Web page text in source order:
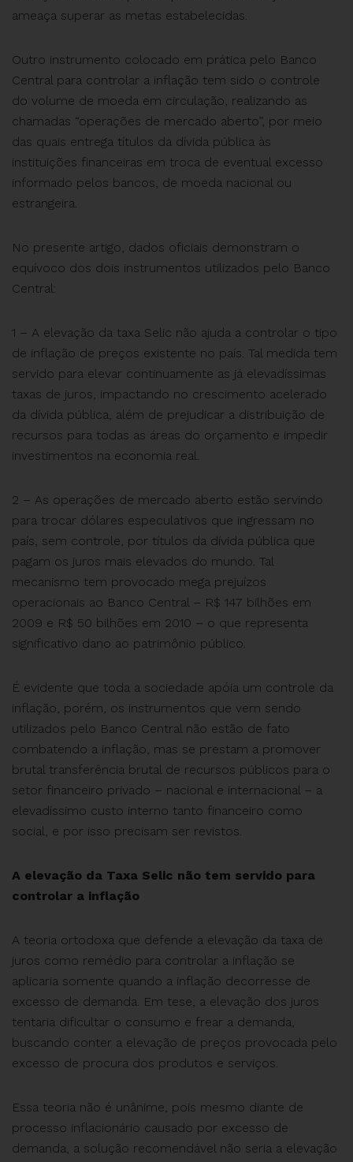
ameaça superar as metas estabelecidas.
Outro instrumento colocado em prática pelo Banco
Central para controlar a inflação tem sido o controle
do volume de moeda em circulação, realizando as
chamadas “operações de mercado aberto”, por meio
das quais entrega títulos da dívida pública às
instituições financeiras em troca de eventual excesso
informado pelos bancos, de moeda nacional ou
estrangeira.
No presente artigo, dados oficiais demonstram o
equívoco dos dois instrumentos utilizados pelo Banco
Central:
1 – A elevação da taxa Selic não ajuda a controlar o tipo
de inflação de preços existente no país. Tal medida tem
servido para elevar continuamente as já elevadíssimas
taxas de juros, impactando no crescimento acelerado
da dívida pública, além de prejudicar a distribuição de
recursos para todas as áreas do orçamento e impedir
investimentos na economia real.
2 – As operações de mercado aberto estão servindo
para trocar dólares especulativos que ingressam no
país, sem controle, por títulos da dívida pública que
pagam os juros mais elevados do mundo. Tal
mecanismo tem provocado mega prejuízos
operacionais ao Banco Central – R$ 147 bilhões em
2009 e R$ 50 bilhões em 2010 – o que representa
significativo dano ao patrimônio público.
É evidente que toda a sociedade apóia um controle da
inflação, porém, os instrumentos que vem sendo
utilizados pelo Banco Central não estão de fato
combatendo a inflação, mas se prestam a promover
brutal transferência brutal de recursos públicos para o
setor financeiro privado – nacional e internacional – a
elevadíssimo custo interno tanto financeiro como
social, e por isso precisam ser revistos.
A elevação da Taxa Selic não tem servido para
controlar a inflação
A teoria ortodoxa que defende a elevação da taxa de
juros como remédio para controlar a inflação se
aplicaria somente quando a inflação decorresse de
excesso de demanda. Em tese, a elevação dos juros
tentaria dificultar o consumo e frear a demanda,
buscando conter a elevação de preços provocada pelo
excesso de procura dos produtos e serviços.
Essa teoria não é unânime, pois mesmo diante de
processo inflacionário causado por excesso de
demanda, a solução recomendável não seria a elevação